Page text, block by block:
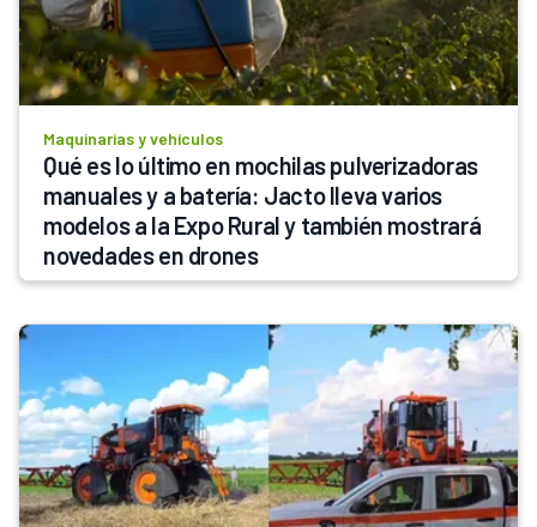
Maquinarias y vehículos
Qué es lo último en mochilas pulverizadoras
manuales y a batería: Jacto lleva varios
modelos a la Expo Rural y también mostrará
novedades en drones